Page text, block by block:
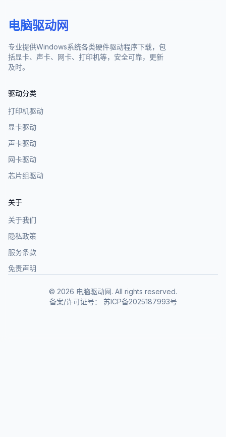
电脑驱动网
专业提供Windows系统各类硬件驱动程序下载，包
括显卡、声卡、网卡、打印机等，安全可靠，更新
及时。
驱动分类
打印机驱动
显卡驱动
声卡驱动
网卡驱动
芯片组驱动
关于
关于我们
隐私政策
服务条款
免责声明
© 2026 电脑驱动网. All rights reserved.
备案/许可证号：
苏ICP备2025187993号